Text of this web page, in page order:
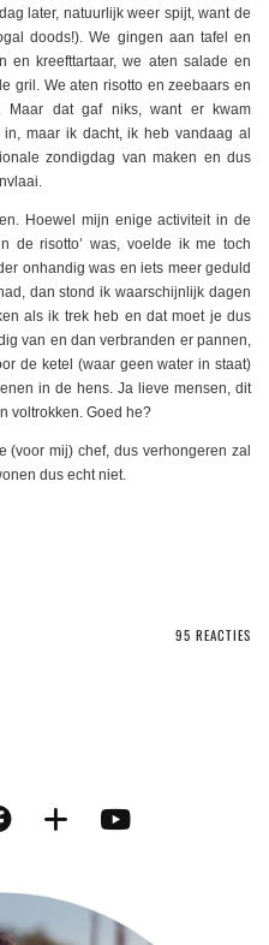
later, natuurlijk weer spijt, want de
doods!). We gingen aan tafel en
en kreefttartaar, we aten salade en
gril. We aten risotto en zeebaars en
dat gaf niks, want er kwam
maar ik dacht, ik heb vandaag al
zondigdag van maken en dus
Hoewel mijn enige activiteit in de
de risotto’ was, voelde ik me toch
onhandig was en iets meer geduld
dan stond ik waarschijnlijk dagen
als ik trek heb en dat moet je dus
van en dan verbranden er pannen,
de ketel (waar geen water in staat)
in de hens. Ja lieve mensen, dit
voltrokken. Goed he?
(voor mij) chef, dus verhongeren zal
dus echt niet.
95 REACTIES